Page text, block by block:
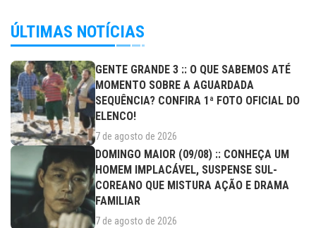
ÚLTIMAS NOTÍCIAS
GENTE GRANDE 3 :: O QUE SABEMOS ATÉ
MOMENTO SOBRE A AGUARDADA
SEQUÊNCIA? CONFIRA 1ª FOTO OFICIAL DO
ELENCO!
7 de agosto de 2026
DOMINGO MAIOR (09/08) :: CONHEÇA UM
HOMEM IMPLACÁVEL, SUSPENSE SUL-
COREANO QUE MISTURA AÇÃO E DRAMA
FAMILIAR
7 de agosto de 2026